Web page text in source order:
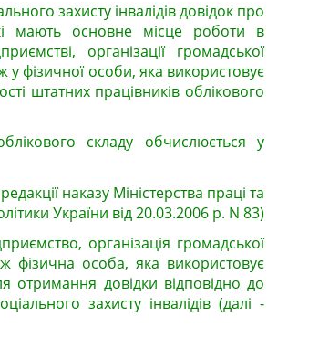
захисту інвалідів довідок про
мають основне місце роботи в
організації громадської
у фізичної особи, яка використовує
штатних працівників облікового
складу обчислюється у
наказу Міністерства праці та
України від 20.03.2006 р. N 83)
організація громадської
фізична особа, яка використовує
довідки відповідно до
захисту інвалідів (далі -